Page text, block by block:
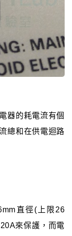
器的耗電流有個
總和在供電迴路
直徑(上限26
來保護，而電